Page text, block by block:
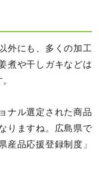
外にも、多くの加工
煮や干しガキなどは
ナル選定された商品
りますね。広島県で
産品応援登録制度」